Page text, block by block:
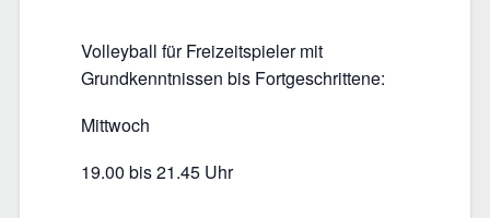
Volleyball für Freizeitspieler mit
Grundkenntnissen bis Fortgeschrittene:
Mittwoch
19.00 bis 21.45 Uhr